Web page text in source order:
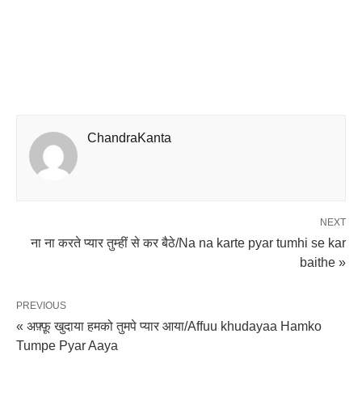
ChandraKanta
NEXT
ना ना करते प्यार तुम्हीं से कर बैठे/Na na karte pyar tumhi se kar
baithe »
PREVIOUS
« अफ़्फ़ू खुदाया हमको तुमपे प्यार आया/Affuu khudayaa Hamko
Tumpe Pyar Aaya